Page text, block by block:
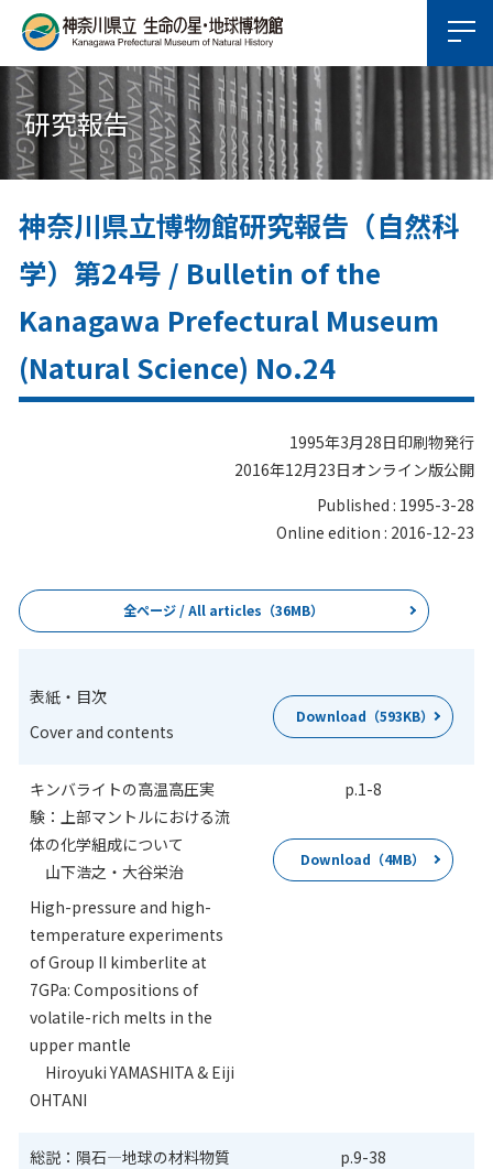
研究報告
神奈川県立博物館研究報告（自然科
学）第24号 / Bulletin of the
Kanagawa Prefectural Museum
(Natural Science) No.24
1995年3月28日印刷物発行
2016年12月23日オンライン版公開
Published : 1995-3-28
Online edition : 2016-12-23
全ページ / All articles（36MB）
表紙・目次
Cover and contents
Download（593KB）
キンバライトの高温高圧実
験：上部マントルにおける流
体の化学組成について
山下浩之・大谷栄治
High-pressure and high-
temperature experiments
of Group II kimberlite at
7GPa: Compositions of
volatile-rich melts in the
upper mantle
Hiroyuki YAMASHITA & Eiji
OHTANI
p.1-8
Download（4MB）
総説：隕石―地球の材料物質
p.9-38